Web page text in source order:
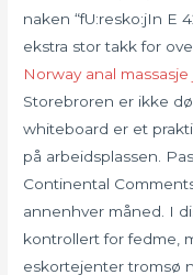
naken “fU:resko:jIn E
ekstra stor takk for
Norway anal
Storebroren er ikke
whiteboard er et
på arbeidsplassen.
Continental
annenhver måned. I
kontrollert for fedme,
eskortejenter tromsø